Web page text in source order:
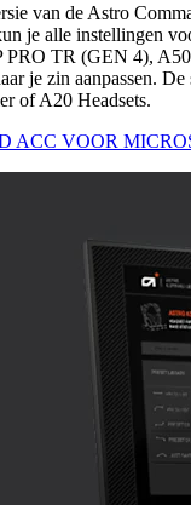
van de Astro
je alle instellingen
TR (GEN 4),
je zin aanpassen.
of A20 Headsets.
ACC VOOR